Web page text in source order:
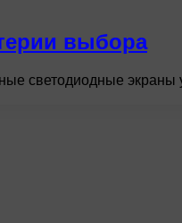
выбора
светодиодные экраны